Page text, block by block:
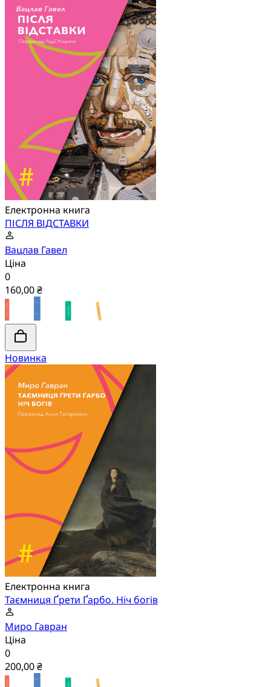
Електронна книга
ПІСЛЯ ВІДСТАВКИ
Вацлав Гавел
Ціна
0
160,00 ₴
Новинка
Електронна книга
Таємниця Ґрети Ґарбо. Ніч богів
Миро Гавран
Ціна
0
200,00 ₴